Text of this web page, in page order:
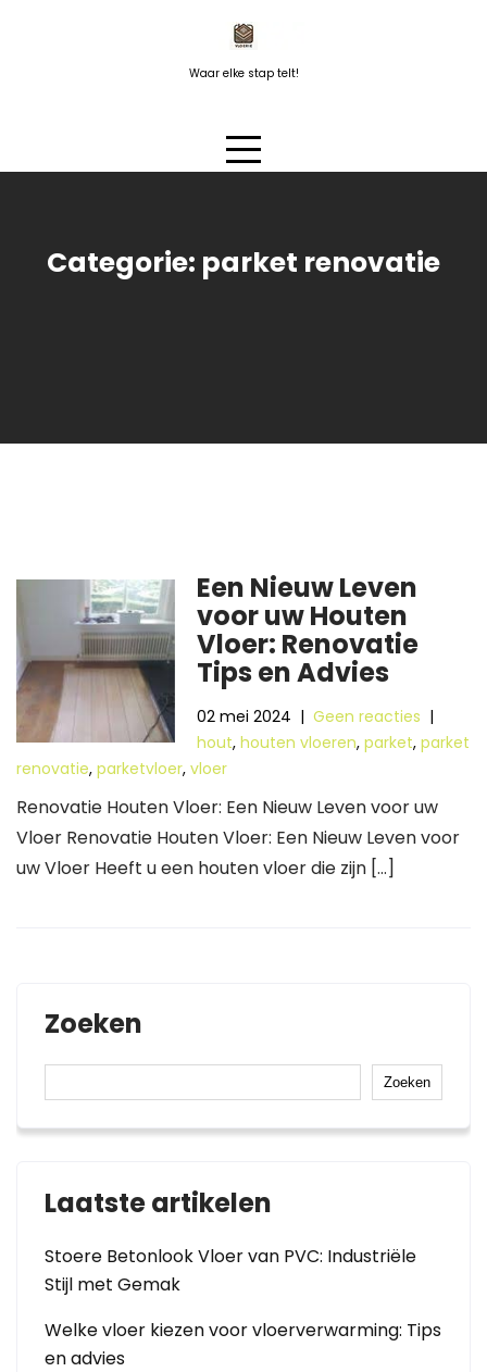
Waar elke stap telt!
Categorie: parket renovatie
Een Nieuw Leven
voor uw Houten
Vloer: Renovatie
Tips en Advies
02 mei 2024 |Geen reacties |
hout,houten vloeren,parket,parket
renovatie, parketvloer, vloer
Renovatie Houten Vloer: Een Nieuw Leven voor uw
Vloer Renovatie Houten Vloer: Een Nieuw Leven voor
uw Vloer Heeft u een houten vloer die zijn […]
Zoeken
Zoeken
Laatste artikelen
Stoere Betonlook Vloer van PVC: Industriële
Stijl met Gemak
Welke vloer kiezen voor vloerverwarming: Tips
en advies